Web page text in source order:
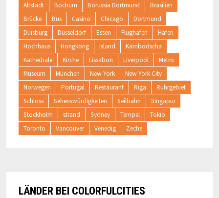
Altstadt Bochum Borussia Dortmund
Brasilien
Brücke
Bus Casino Chicago
Dortmund
Duisburg
Düsseldorf Essen Flughafen
Hafen
Hochhaus
Hongkong Island
Kambodscha
Kathedrale
Kirche Lissabon Liverpool
Metro
Museum
München New York
New York City
Norwegen
Portugal Restaurant Riga
Ruhrgebiet
Schloss
Sehenswürdigkeiten Seilbahn
Singapur
Stockholm
strand Sydney Tempel
Tokio
Toronto
Vancouver Venedig Zeche
LÄNDER BEI COLORFULCITIES